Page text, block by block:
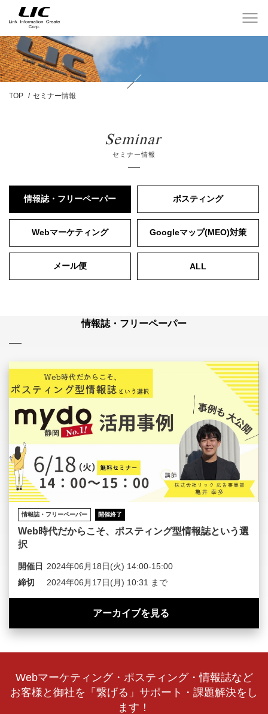
TOP セミナー情報
Seminar
セミナー情報
情報誌・フリーペーパー ポスティング
Webマーケティング Googleマップ(MEO)対策
メール便 ALL
情報誌・フリーペーパー
情報誌・フリーペーパー 開催終了
Web時代だからこそ、ポスティング型情報誌という選
択
開催日
2024年06月18日(火) 14:00-15:00
締切
2024年06月17日(月) 10:31 まで
アーカイブを見る
Webマーケティング・ポスティング・情報誌など
お客様と御社を「繋げる」サポート・課題解決をし
ます！